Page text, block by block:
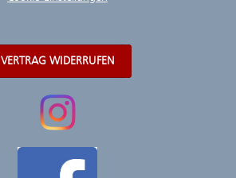
VERTRAG WIDERRUFEN